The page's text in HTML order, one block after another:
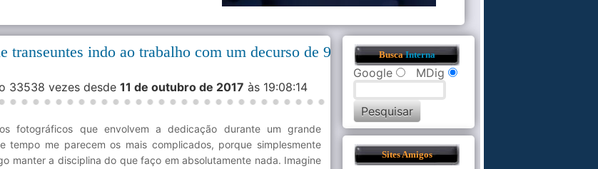
transeuntes indo ao trabalho com um decurso de 9
33538 vezes desde 11 de outubro de 2017 às 19:08:14
fotográficos que envolvem a dedicação durante um grande
tempo me parecem os mais complicados, porque simplesmente
manter a disciplina do que faço em absolutamente nada. Imagine
BuscaInterna
Google MDig
Sites Amigos